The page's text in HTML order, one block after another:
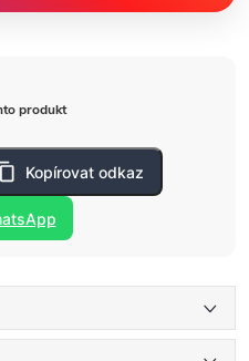
produkt
Kopírovat odkaz